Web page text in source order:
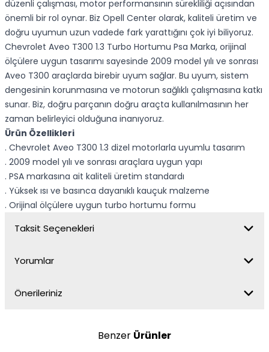
düzenli çalışması, motor performansının sürekliliği açısından
önemli bir rol oynar. Biz Opell Center olarak, kaliteli üretim ve
doğru uyumun uzun vadede fark yarattığını çok iyi biliyoruz.
Chevrolet Aveo T300 1.3 Turbo Hortumu Psa Marka, orijinal
ölçülere uygun tasarımı sayesinde 2009 model yılı ve sonrası
Aveo T300 araçlarda birebir uyum sağlar. Bu uyum, sistem
dengesinin korunmasına ve motorun sağlıklı çalışmasına katkı
sunar. Biz, doğru parçanın doğru araçta kullanılmasının her
zaman belirleyici olduğuna inanıyoruz.
Ürün Özellikleri
. Chevrolet Aveo T300 1.3 dizel motorlarla uyumlu tasarım
. 2009 model yılı ve sonrası araçlara uygun yapı
. PSA markasına ait kaliteli üretim standardı
. Yüksek ısı ve basınca dayanıklı kauçuk malzeme
. Orijinal ölçülere uygun turbo hortumu formu
Taksit Seçenekleri
Yorumlar
Önerileriniz
Benzer Ürünler